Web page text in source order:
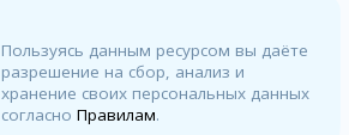
Пользуясь данным ресурсом вы даёте
разрешение на сбор, анализ и
хранение своих персональных данных
согласноПравилам.